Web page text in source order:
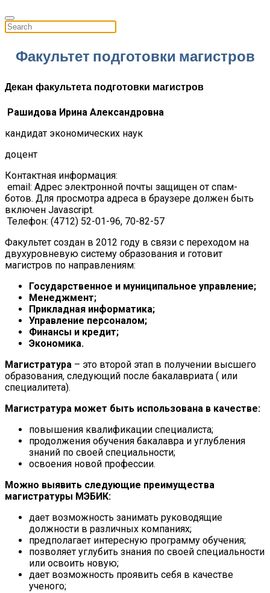
Факультет подготовки магистров
Декан факультета подготовки магистров
Рашидова Ирина Александровна
кандидат экономических наук
доцент
Контактная информация:
email: Адрес электронной почты защищен от спам-
ботов. Для просмотра адреса в браузере должен быть
включен Javascript.
Телефон: (4712) 52-01-96, 70-82-57
Факультет создан в 2012 году в связи с переходом на
двухуровневую систему образования и готовит
магистров по направлениям:
Государственное и муниципальное управление;
Менеджмент;
Прикладная информатика;
Управление персоналом;
Финансы и кредит;
Экономика.
Магистратура – это второй этап в получении высшего
образования, следующий после бакалавриата ( или
специалитета).
Магистратура может быть использована в качестве:
повышения квалификации специалиста;
продолжения обучения бакалавра и углубления
знаний по своей специальности;
освоения новой профессии.
Можно выявить следующие преимущества
магистратуры МЭБИК:
дает возможность занимать руководящие
должности в различных компаниях;
предполагает интересную программу обучения;
позволяет углубить знания по своей специальности
или освоить новую;
дает возможность проявить себя в качестве
ученого;